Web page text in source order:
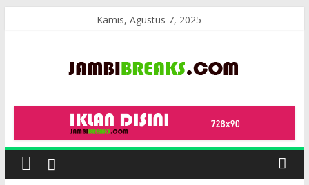
Kamis, Agustus 7, 2025
JambiBreaks